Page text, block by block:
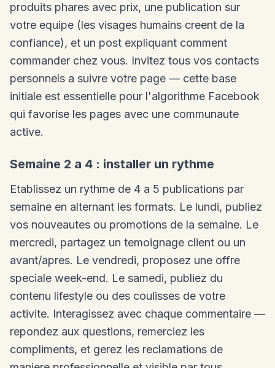
produits phares avec prix, une publication sur
votre equipe (les visages humains creent de la
confiance), et un post expliquant comment
commander chez vous. Invitez tous vos contacts
personnels a suivre votre page — cette base
initiale est essentielle pour l'algorithme Facebook
qui favorise les pages avec une communaute
active.
Semaine 2 a 4 : installer un rythme
Etablissez un rythme de 4 a 5 publications par
semaine en alternant les formats. Le lundi, publiez
vos nouveautes ou promotions de la semaine. Le
mercredi, partagez un temoignage client ou un
avant/apres. Le vendredi, proposez une offre
speciale week-end. Le samedi, publiez du
contenu lifestyle ou des coulisses de votre
activite. Interagissez avec chaque commentaire —
repondez aux questions, remerciez les
compliments, et gerez les reclamations de